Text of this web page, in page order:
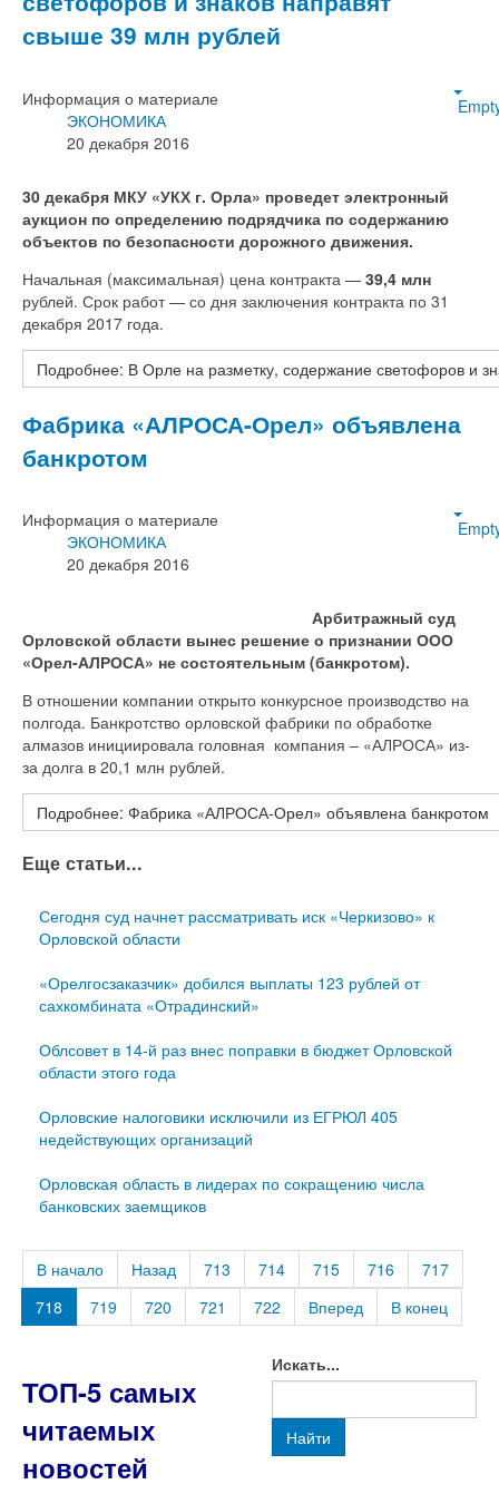
свыше 39 млн рублей
Информация о материале
ЭКОНОМИКА
20 декабря 2016
30 декабря МКУ «УКХ г. Орла» проведет электронный
аукцион по определению подрядчика по содержанию
объектов по безопасности дорожного движения.
Начальная (максимальная) цена контракта — 39,4 млн
рублей. Срок работ — со дня заключения контракта по 31
декабря 2017 года.
Подробнее: В Орле на разметку, содержание светофоров и
Фабрика «АЛРОСА-Орел» объявлена
банкротом
Информация о материале
ЭКОНОМИКА
20 декабря 2016
Арбитражный суд
Орловской области вынес решение о признании ООО
«Орел-АЛРОСА» не состоятельным (банкротом).
В отношении компании открыто конкурсное производство на
полгода. Банкротство орловской фабрики по обработке
алмазов инициировала головная компания – «АЛРОСА» из-
за долга в 20,1 млн рублей.
Подробнее: Фабрика «АЛРОСА-Орел» объявлена банкротом
Еще статьи...
Сегодня суд начнет рассматривать иск «Черкизово» к
Орловской области
«Орелгосзаказчик» добился выплаты 123 рублей от
сахкомбината «Отрадинский»
Облсовет в 14-й раз внес поправки в бюджет Орловской
области этого года
Орловские налоговики исключили из ЕГРЮЛ 405
недействующих организаций
Орловская область в лидерах по сокращению числа
банковских заемщиков
В начало Назад 713 714 715 716
717
718
719 720 721 722 Вперед В конец
ТОП-5 самых
читаемых
новостей
Искать...
Найти